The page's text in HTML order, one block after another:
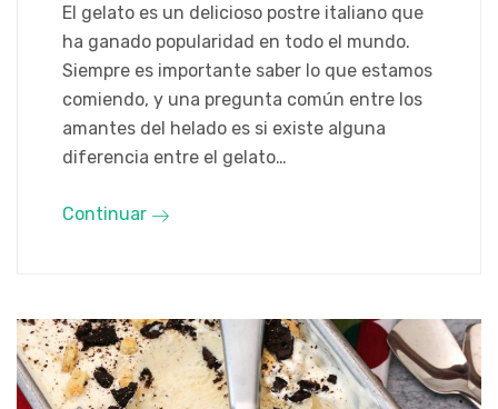
El gelato es un delicioso postre italiano que
ha ganado popularidad en todo el mundo.
Siempre es importante saber lo que estamos
comiendo, y una pregunta común entre los
amantes del helado es si existe alguna
diferencia entre el gelato…
Continuar